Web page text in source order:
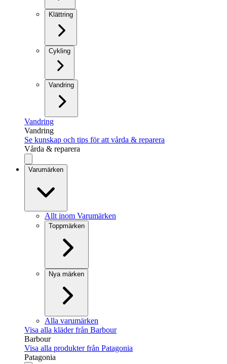
Klättring
Cykling
Vandring
Vandring
Vandring
Se kunskap och tips för att vårda & reparera
Vårda & reparera
Varumärken
Allt inom Varumärken
Toppmärken
Nya märken
Alla varumärken
Visa alla kläder från Barbour
Barbour
Visa alla produkter från Patagonia
Patagonia